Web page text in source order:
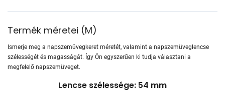
Termék méretei (M)
Ismerje meg a napszemüvegkeret méretét, valamint a napszemüveglencse
szélességét és magasságát. Így Ön egyszerűen ki tudja választani a
megfelelő napszemüveget.
Lencse szélessége: 54 mm